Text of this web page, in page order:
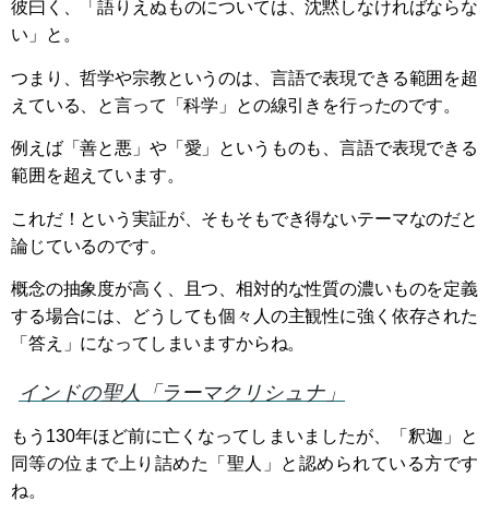
彼曰く、「語りえぬものについては、沈黙しなければならな
い」と。
つまり、哲学や宗教というのは、言語で表現できる範囲を超
えている、と言って「科学」との線引きを行ったのです。
例えば「善と悪」や「愛」というものも、言語で表現できる
範囲を超えています。
これだ！という実証が、そもそもでき得ないテーマなのだと
論じているのです。
概念の抽象度が高く、且つ、相対的な性質の濃いものを定義
する場合には、どうしても個々人の主観性に強く依存された
「答え」になってしまいますからね。
インドの聖人「ラーマクリシュナ」
もう130年ほど前に亡くなってしまいましたが、「釈迦」と
同等の位まで上り詰めた「聖人」と認められている方です
ね。